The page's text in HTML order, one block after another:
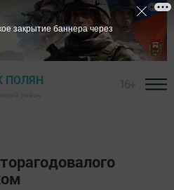
ПОЛЯН
закрытие баннера через